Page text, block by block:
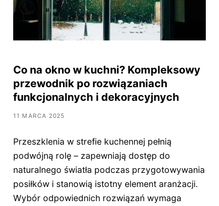
Co na okno w kuchni? Kompleksowy
przewodnik po rozwiązaniach
funkcjonalnych i dekoracyjnych
11 MARCA 2025
Przeszklenia w strefie kuchennej pełnią
podwójną rolę – zapewniają dostęp do
naturalnego światła podczas przygotowywania
posiłków i stanowią istotny element aranżacji.
Wybór odpowiednich rozwiązań wymaga